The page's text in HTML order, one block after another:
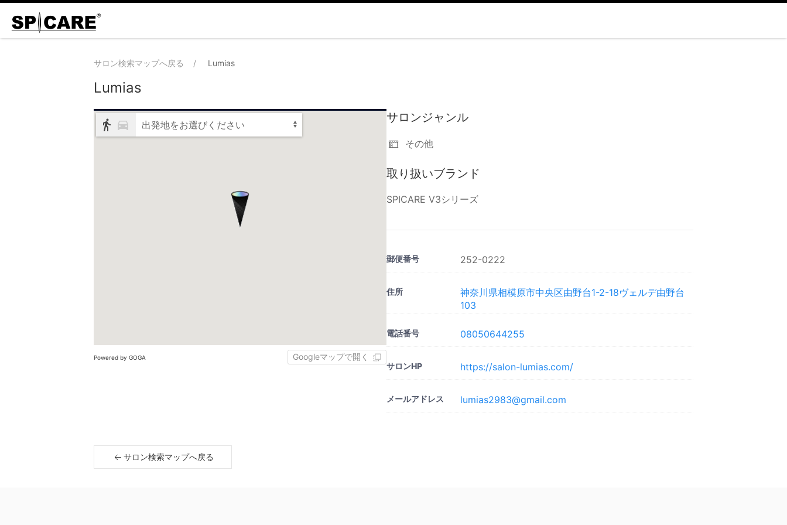
サロン検索マップへ戻る Lumias
Lumias
出発地をお選びください
Powered by GOGA Googleマップで開く
サロンジャンル
その他
取り扱いブランド
SPICARE V3シリーズ
郵便番号 252-0222
住所
神奈川県相模原市中央区由野台1-2-18ヴェルデ由野台
103
電話番号 08050644255
サロンHP https://salon-lumias.com/
メールアドレス lumias2983@gmail.com
サロン検索マップへ戻る